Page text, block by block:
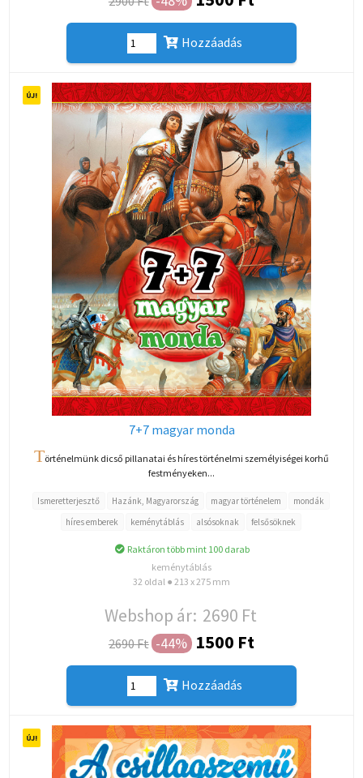
Hozzáadás
7+7 magyar monda
Történelmünk dicső pillanatai és híres történelmi személyiségei korhű
festményeken...
Ismeretterjesztő Hazánk, Magyarország magyar történelem
mondák
híres emberek
keménytáblás alsósoknak felsősöknek
Raktáron több mint 100 darab
keménytáblás
32 oldal ● 213 x 275 mm
Webshop ár: 2690 Ft
2690 Ft -44% 1500 Ft
Hozzáadás